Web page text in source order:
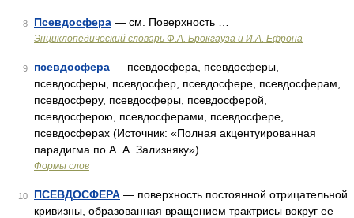
8 Псевдосфера — см. Поверхность …
Энциклопедический словарь Ф.А. Брокгауза и И.А. Ефрона
9 псевдосфера — псевдосфера, псевдосферы,
псевдосферы, псевдосфер, псевдосфере, псевдосферам,
псевдосферу, псевдосферы, псевдосферой,
псевдосферою, псевдосферами, псевдосфере,
псевдосферах (Источник: «Полная акцентуированная
парадигма по А. А. Зализняку») …
Формы слов
10 ПСЕВДОСФЕРА — поверхность постоянной отрицательной
кривизны, образованная вращением трактрисы вокруг ее